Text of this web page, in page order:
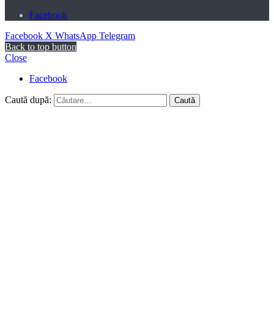
Facebook
Facebook X WhatsApp Telegram
Back to top button
Close
Facebook
Caută după: